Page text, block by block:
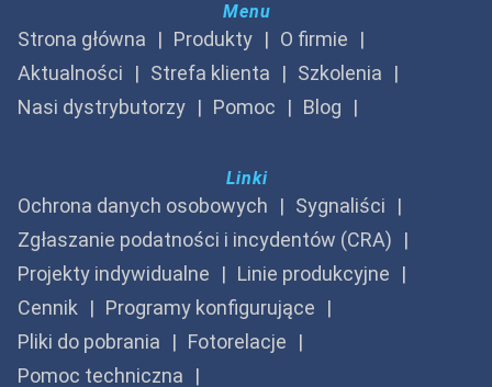
Menu
Strona główna Produkty
O firmie
Aktualności
Strefa klienta
Szkolenia
Nasi dystrybutorzy
Pomoc Blog
Linki
Ochrona danych osobowych
Sygnaliści
Zgłaszanie podatności i incydentów (CRA)
Projekty indywidualne
Linie produkcyjne
Cennik
Programy konfigurujące
Pliki do pobrania
Fotorelacje
Pomoc techniczna